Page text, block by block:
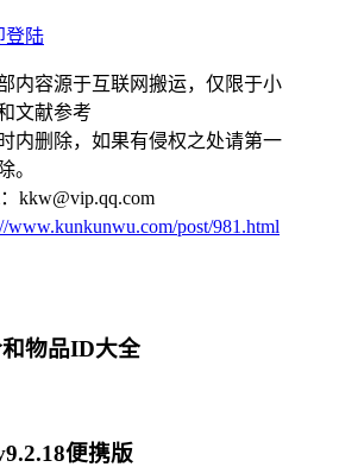
登陆
内容源于互联网搬运，仅限于小
文献参考
内删除，如果有侵权之处请第一
。
kkw@vip.qq.com
www.kunkunwu.com/post/981.html
物品ID大全
便携版